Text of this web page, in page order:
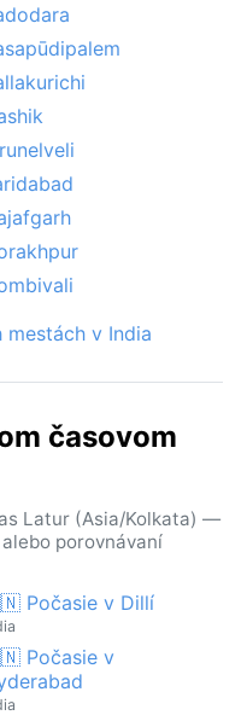
v India
časovom
Latur (Asia/Kolkata) —
porovnávaní
Počasie v Dillí
Počasie v